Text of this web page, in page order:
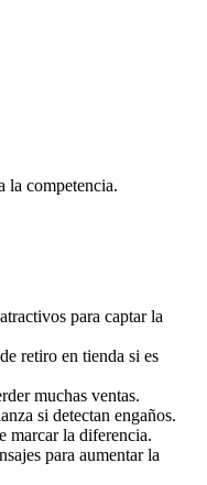
la competencia.
para captar la
retiro en tienda si es
muchas ventas.
si detectan engaños.
marcar la diferencia.
para aumentar la